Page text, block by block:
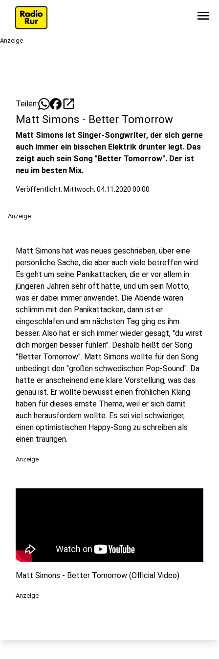
menu
Anzeige
Teilen: open_in_new
Matt Simons - Better Tomorrow
Matt Simons ist Singer-Songwriter, der sich gerne
auch immer ein bisschen Elektrik drunter legt. Das
zeigt auch sein Song "Better Tomorrow". Der ist
neu im besten Mix.
Veröffentlicht: Mittwoch, 04.11.2020 00:00
Anzeige
Matt Simons hat was neues geschrieben, über eine
persönliche Sache, die aber auch viele betreffen wird.
Es geht um seine Panikattacken, die er vor allem in
jüngeren Jahren sehr oft hatte, und um sein Motto,
was er dabei immer anwendet. Die Abende waren
schlimm mit den Panikattacken, dann ist er
eingeschlafen und am nächsten Tag ging es ihm
besser. Also hat er sich immer wieder gesagt, "du wirst
dich morgen besser fühlen". Deshalb heißt der Song
"Better Tomorrow". Matt Simons wollte für den Song
unbedingt den "großen schwedischen Pop-Sound". Da
hatte er anscheinend eine klare Vorstellung, was das
genau ist. Er wollte bewusst einen fröhlichen Klang
haben für dieses ernste Thema, weil er sich damit
auch herausfordern wollte. Es sei viel schwieriger,
einen optimistischen Happy-Song zu schreiben als
einen traurigen.
Anzeige
Matt Simons - Better Tomorrow (Official Video)
Anzeige